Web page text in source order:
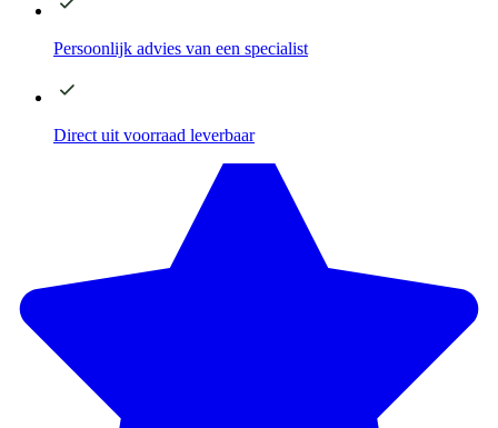
Persoonlijk advies van een specialist
Direct uit voorraad leverbaar